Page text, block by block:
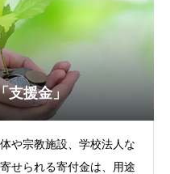
支援金」
や宗教施設、学校法人な
せられる寄付金は、用途